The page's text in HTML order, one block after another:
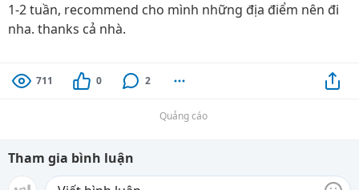
1-2 tuần, recommend cho mình những địa điểm nên đi
nha. thanks cả nhà.
711 0 2
Quảng cáo
Tham gia bình luận